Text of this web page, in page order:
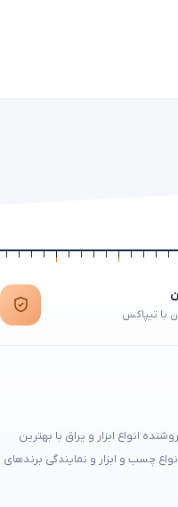
با تیپاکس
انواع ابزار و یراق با بهترین
چسب و ابزار و نمایندگی برندهای